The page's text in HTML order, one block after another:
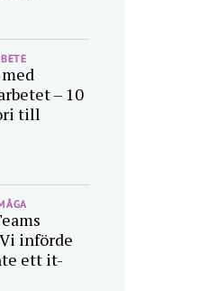
– 10
till
införde
ett it-